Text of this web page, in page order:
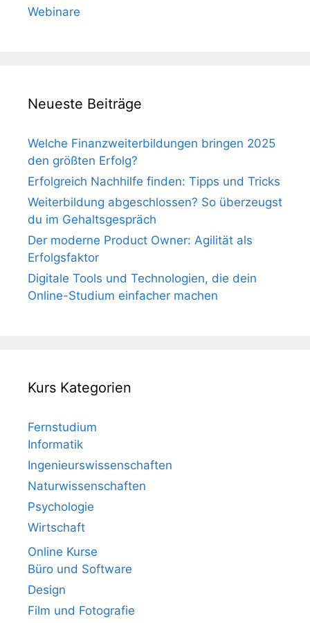
Webinare
Neueste Beiträge
Welche Finanzweiterbildungen bringen 2025
den größten Erfolg?
Erfolgreich Nachhilfe finden: Tipps und Tricks
Weiterbildung abgeschlossen? So überzeugst
du im Gehaltsgespräch
Der moderne Product Owner: Agilität als
Erfolgsfaktor
Digitale Tools und Technologien, die dein
Online-Studium einfacher machen
Kurs Kategorien
Fernstudium
Informatik
Ingenieurswissenschaften
Naturwissenschaften
Psychologie
Wirtschaft
Online Kurse
Büro und Software
Design
Film und Fotografie